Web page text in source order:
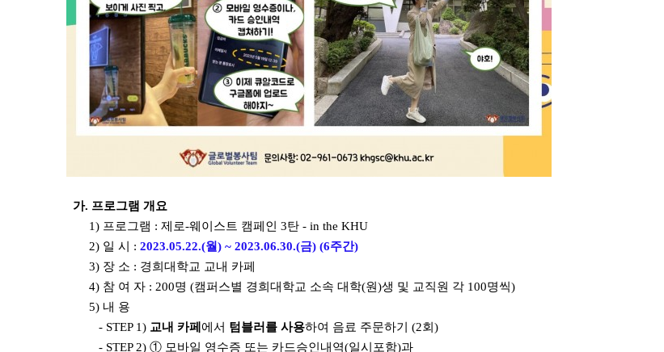
가. 프로그램 개요
1) 프로그램 : 제로-웨이스트 캠페인 3탄 - in the KHU
2) 일 시 : 2023.05.22.(월) ~ 2023.06.30.(금) (6주간)
3) 장 소 : 경희대학교 교내 카페
4) 참 여 자 : 200명 (캠퍼스별 경희대학교 소속 대학(원)생 및 교직원 각 100명씩)
5) 내 용
- STEP 1) 교내 카페 에서 텀블러를 사용하여 음료 주문하기
(2회)
- STEP 2) ① 모바일 영수증 또는 카드승인내역(일시포함)과